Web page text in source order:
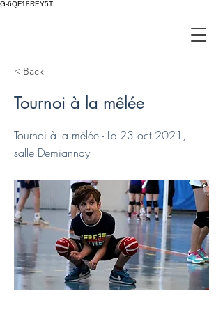
G-6QF18REY5T
< Back
Tournoi à la mêlée
Tournoi à la mêlée - Le 23 oct 2021,
salle Demiannay